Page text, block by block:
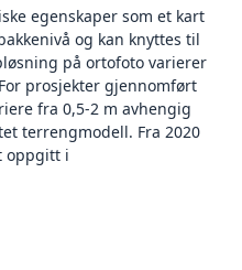
egenskaper som et kart
og kan knyttes til
på ortofoto varierer
prosjekter gjennomført
fra 0,5-2 m avhengig
terrengmodell. Fra 2020
oppgitt i